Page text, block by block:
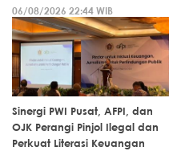
06/08/2026 22:44 WIB
Sinergi PWI Pusat, AFPI, dan
OJK Perangi Pinjol Ilegal dan
Perkuat Literasi Keuangan